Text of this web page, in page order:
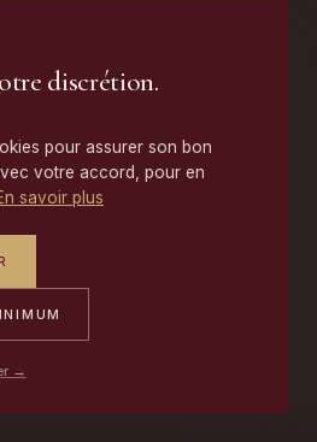
discrétion.
pour assurer son bon
votre accord, pour en
savoir plus
→